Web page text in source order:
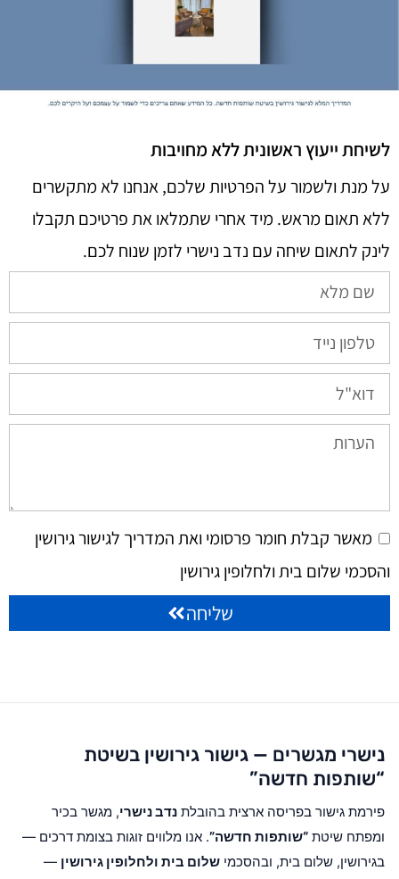
לשיחת ייעוץ ראשונית ללא מחויבות
על מנת ולשמור על הפרטיות שלכם, אנחנו לא מתקשרים
ללא תאום מראש. מיד אחרי שתמלאו את פרטיכם תקבלו
לינק לתאום שיחה עם נדב נישרי לזמן שנוח לכם.​
מאשר קבלת חומר פרסומי ואת המדריך לגישור גירושין
והסכמי שלום בית ולחלופין גירושין
שליחה
נישרי מגשרים — גישור גירושין בשיטת
“שותפות חדשה”
פירמת גישור בפריסה ארצית בהובלת נדב נישרי, מגשר בכיר
ומפתח שיטת “שותפות חדשה”. אנו מלווים זוגות בצומת דרכים —
בגירושין, שלום בית, ובהסכמי שלום בית ולחלופין גירושין —